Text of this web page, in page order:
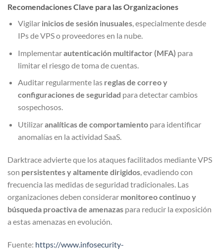
Recomendaciones Clave para las Organizaciones
Vigilar inicios de sesión inusuales, especialmente desde
IPs de VPS o proveedores en la nube.
Implementarautenticación multifactor (MFA) para
limitar el riesgo de toma de cuentas.
Auditar regularmente las reglas de correo y
configuraciones de seguridad para detectar cambios
sospechosos.
Utilizaranalíticas de comportamientopara identificar
anomalías en la actividad SaaS.
Darktrace advierte que los ataques facilitados mediante VPS
son persistentes y altamente dirigidos , evadiendo con
frecuencia las medidas de seguridad tradicionales. Las
organizaciones deben considerar monitoreo continuo y
búsqueda proactiva de amenazas para reducir la exposición
a estas amenazas en evolución.
Fuente: https://www.infosecurity-